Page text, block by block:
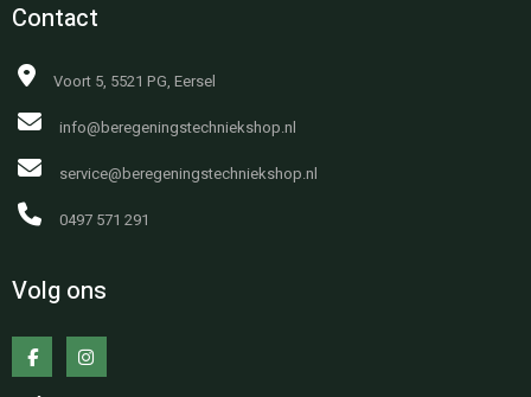
Contact
Voort 5, 5521 PG, Eersel
info@beregeningstechniekshop.nl
service@beregeningstechniekshop.nl
0497 571 291
Volg ons